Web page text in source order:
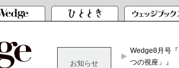
お知らせ
Wedge8月号
つの視座」』